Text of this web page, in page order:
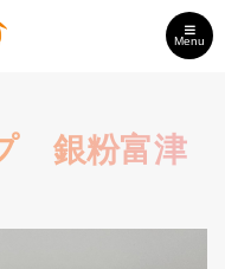
Menu
銀粉富津